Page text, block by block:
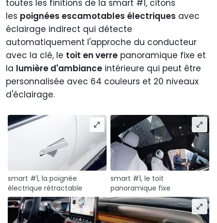
toutes les finitions de la smart #1, citons
les poignées escamotables électriques avec
éclairage indirect qui détecte
automatiquement l'approche du conducteur
avec la clé, le toit en verre panoramique fixe et
la lumière d'ambiance intérieure qui peut être
personnalisée avec 64 couleurs et 20 niveaux
d'éclairage.
smart #1, la poignée
électrique rétractable
smart #1, le toit
panoramique fixe